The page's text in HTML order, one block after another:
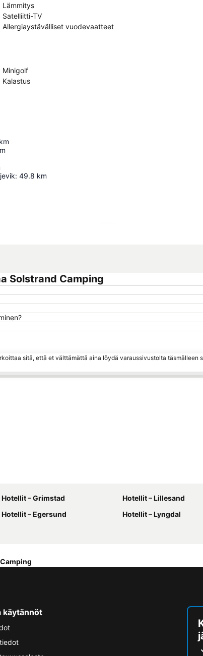
Lämmitys
Satelliitti-TV
Allergiaystävälliset vuodevaatteet
Minigolf
Kalastus
km
: 49.8 km
Solstrand Camping
sitä, että et välttämättä aina löydä varaussivustolta täsmälleen
Hotellit – Grimstad
Hotellit – Lillesand
Hotellit – Egersund
Hotellit – Lyngdal
käytännöt